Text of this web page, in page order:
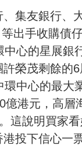
友銀行、
出手收購債
中心的星展銀
榮茂剩餘的6
環中心的最大
億港元，高層
這說明買家看
港投下信心一